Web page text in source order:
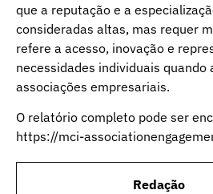
que a reputação e a
consideradas altas, mas requer
refere a acesso, inovação e
necessidades individuais quando
associações empresariais.
O relatório completo pode ser
https://mci-
Redação